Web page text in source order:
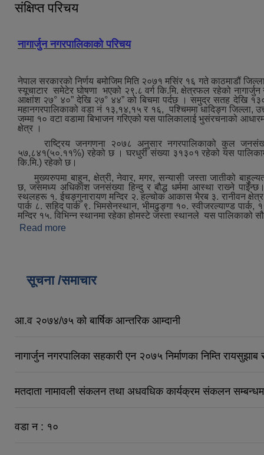
संक्षिप्त परिचय
नागार्जुन नगरपालिकाको परिचय
नेपाल सरकारको निर्णय बमोजिम मिति २०७१ मसिंर १६ गते काठमाडौं
स्यूचाटार समेटेर घोषणा भएको २९.८ वर्ग कि.मि. क्षेत्रफल रहेको
आक्षांश २७° ४०” देखि २७° ४४” को बिचमा पर्दछ । समुद्र सतह देखि
महानगरपालिकाको वडा नं १३,१४,१५ र १६, पश्‍चिममा धादिङ्ग जिल्ला,
जम्मा १० वटा वडामा बिभाजन गरिएको यस पालिकालाई भुसंरचनाको
क्षेत्र ।
राष्ट्रिय जनगणना २०७८ अनुसार नगरपालिकाको कुल
५७,८४१(५०.११%) रहेको छ । घरधुरी संख्या ३१३०१ रहेको यस
कि.मि.) रहेको छ।
मुख्‍यरुपमा बाहुन, क्षेत्री, नेवार, मगर, सन्यासी जस्ता जातीको
छ, जसमध्‍य अधिकांश जनसंख्या हिन्दु र बौद्ध धर्ममा आस्था राख्‍ने
स्थलहरू १. ईचङ्गुनारायण मन्दिर २. हल्चोक आकास भैरब ३. रानीवन क्षेत्र
पार्क ८. सहिद पार्क ९. भिमसेनस्थान, भीमढुङ्गा १०. स्वीजरल्याण्ड पार्क,
मन्दिर १५. विभिन्न स्थानमा रहेका होमस्टे जस्‍ता स्थानले यस पालिकाको
Read more
सूचना /समाचार
आ.व २०७४/७५ को बार्षिक आन्तरिक आम्दानी
नागार्जुन नगरपालिका सहकारी एन २०७५ निर्माणका निम्ति
मतदाता नामावली संकलन तथा अधवधिक कार्यक्रम संकलन
वडा न : १०